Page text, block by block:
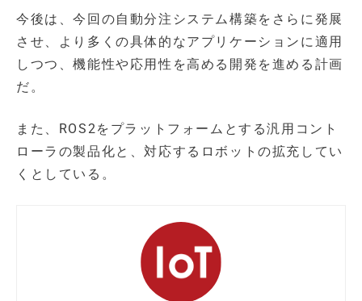
今後は、今回の自動分注システム構築をさらに発展
させ、より多くの具体的なアプリケーションに適用
しつつ、機能性や応用性を高める開発を進める計画
だ。
また、ROS2をプラットフォームとする汎用コント
ローラの製品化と、対応するロボットの拡充してい
くとしている。